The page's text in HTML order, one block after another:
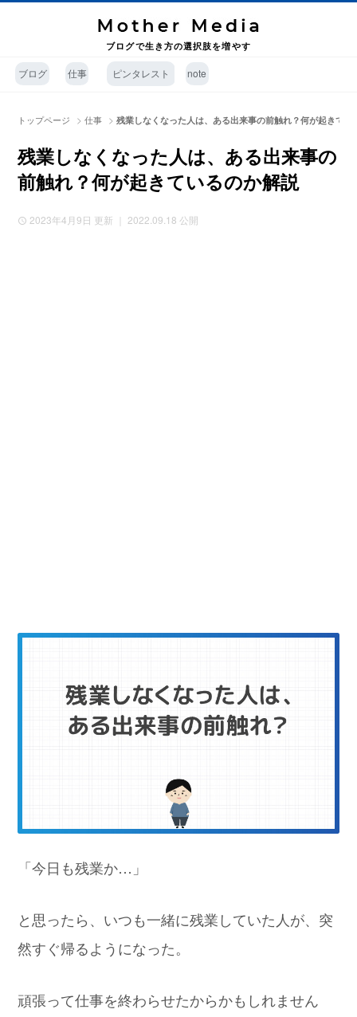
ブログで生き方の選択肢を増やす
ブログ 仕事 ピンタレスト note
トップページ >仕事 >残業しなくなった人は、ある出来事の前触れ？何が起きてい
残業しなくなった人は、ある出来事の
前触れ？何が起きているのか解説
2023年4月9日 更新 ｜ 2022.09.18 公開
「今日も残業か…」
と思ったら、いつも一緒に残業していた人が、突
然すぐ帰るようになった。
頑張って仕事を終わらせたからかもしれません